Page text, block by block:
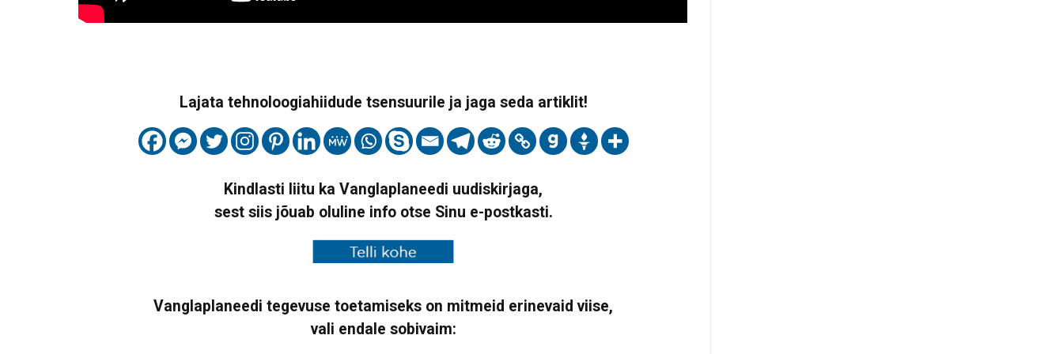
Lajata tehnoloogiahiidude tsensuurile ja jaga seda artiklit!
Kindlasti liitu ka Vanglaplaneedi uudiskirjaga,
sest siis jõuab oluline info otse Sinu e-postkasti.
Vanglaplaneedi tegevuse toetamiseks on mitmeid erinevaid viise,
vali endale sobivaim: